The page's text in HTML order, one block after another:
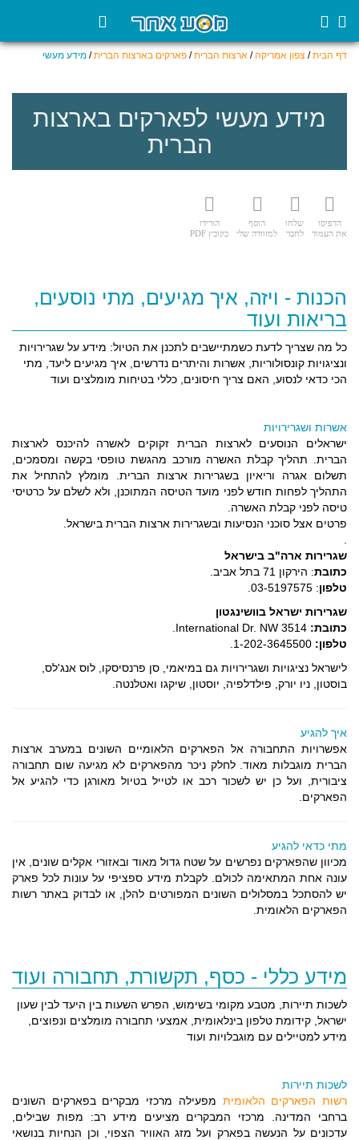
דף הבית/ צפון אמריקה/ ארצות הברית/ פארקים בארצות הברית/ מידע מעשי
מידע מעשי לפארקים בארצות
הברית
הדפיסו
את העמוד
שלחו
לחבר
הוסף
למזוודה שלי
הורידו
כקובץ PDF
הכנות - ויזה, איך מגיעים, מתי נוסעים,
בריאות ועוד
כל מה שצריך לדעת כשמתיישבים לתכנן את הטיול: מידע על שגרירויות
ונציגויות קונסולוריות, אשרות והיתרים נדרשים, איך מגיעים ליעד, מתי
הכי כדאי לנסוע, האם צריך חיסונים, כללי בטיחות מומלצים ועוד
אשרות ושגרירויות
ישראלים הנוסעים לארצות הברית זקוקים לאשרה להיכנס לארצות
הברית. תהליך קבלת האשרה מורכב מהגשת טופסי בקשה ומסמכים,
תשלום אגרה וריאיון בשגרירות ארצות הברית. מומלץ להתחיל את
התהליך לפחות חודש לפני מועד הטיסה המתוכנן, ולא לשלם על כרטיסי
טיסה לפני קבלת האשרה.
פרטים אצל סוכני הנסיעות ובשגרירות ארצות הברית בישראל.
שגרירות ארה"ב בישראל
כתובת: הירקון 71 בתל אביב.
טלפון: 03-5197575.
שגרירות ישראל בוושינגטון
כתובת:
טלפון:
לישראל נציגויות ושגרירויות גם במיאמי, סן פרנסיסקו, לוס אנג'לס,
בוסטון, ניו יורק, פילדלפיה, יוסטון, שיקגו ואטלנטה.
איך להגיע
אפשרויות התחבורה אל הפארקים הלאומיים השונים במערב ארצות
הברית מוגבלות מאוד. לחלק ניכר מהפארקים לא מגיעה שום תחבורה
ציבורית, ועל כן יש לשכור רכב או לטייל בטיול מאורגן כדי להגיע אל
הפארקים.
מתי כדאי להגיע
מכיוון שהפארקים נפרשים על שטח גדול מאוד ובאזורי אקלים שונים, אין
עונה אחת המתאימה לכולם. לקבלת מידע ספציפי על עונות לכל פארק
יש להסתכל במסלולים השונים המפורטים להלן, או לבדוק באתר רשות
הפארקים הלאומית.
מידע כללי - כסף, תקשורת, תחבורה ועוד
לשכות תיירות, מטבע מקומי בשימוש, הפרש השעות בין היעד לבין שעון
ישראל, קידומת טלפון בינלאומית, אמצעי תחבורה מומלצים ונפוצים,
מידע למטיילים עם מוגבלויות ועוד
לשכות תיירות
רשות הפארקים הלאומית מפעילה מרכזי מבקרים בפארקים השונים
ברחבי המדינה. מרכזי המבקרים מציעים מידע רב: מפות שבילים,
עדכונים על הנעשה בפארק ועל מזג האוויר הצפוי, וכן הנחיות בנושאי